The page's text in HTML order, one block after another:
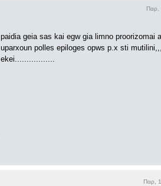
Παρ,
paidia geia sas kai egw gia limno proorizomai
uparxoun polles epiloges opws p.x sti
ekei.................
Παρ,